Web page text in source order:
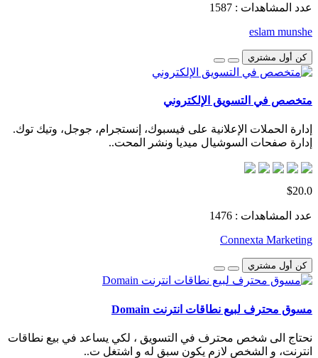
عدد المشاهدات : 1587
eslam munshe
كن أول مشتري
متخصص في التسويق الإلكتروني
إدارة الحملات الإعلانية على فيسبوك، إنستجرام، جوجل، وتيك توك.
إدارة صفحات السوشيال ميديا ونشر المحت..
$20.0
عدد المشاهدات : 1476
Connexta Marketing
كن أول مشتري
مسوق محترف لبيع نطاقات انترنت Domain
نحتاج الى شخص محترف في التسويق ، لكي يساعد في بيع نطاقات
انترنت، و الشخص لازم يكون سبق له و اشتغل ت..